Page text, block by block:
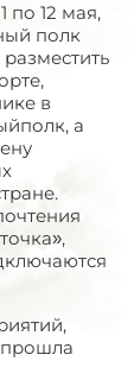
по 12 мая,
полк
в
а